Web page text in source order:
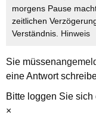
morgens Pause
zeitlichen
Verständnis. Hinweis
Sie müssen
eine Antwort
Bitte loggen Sie sich
×